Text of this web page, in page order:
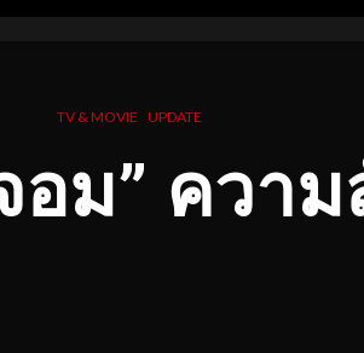
TV & MOVIE UPDATE
อม” ควา